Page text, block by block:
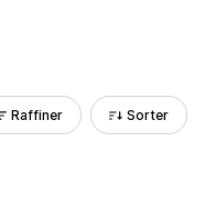
Raffiner Sorter